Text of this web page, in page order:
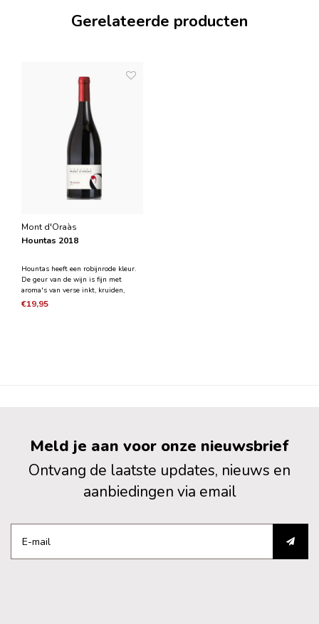
Gerelateerde producten
Mont d'Oraàs
Hountas 2018
Hountas heeft een robijnrode kleur.
De geur van de wijn is fijn met
aroma's van verse inkt, kruiden,
bosbessen, zwarte kersen, chocolade
€19,95
Meld je aan voor onze nieuwsbrief
Ontvang de laatste updates, nieuws en
aanbiedingen via email